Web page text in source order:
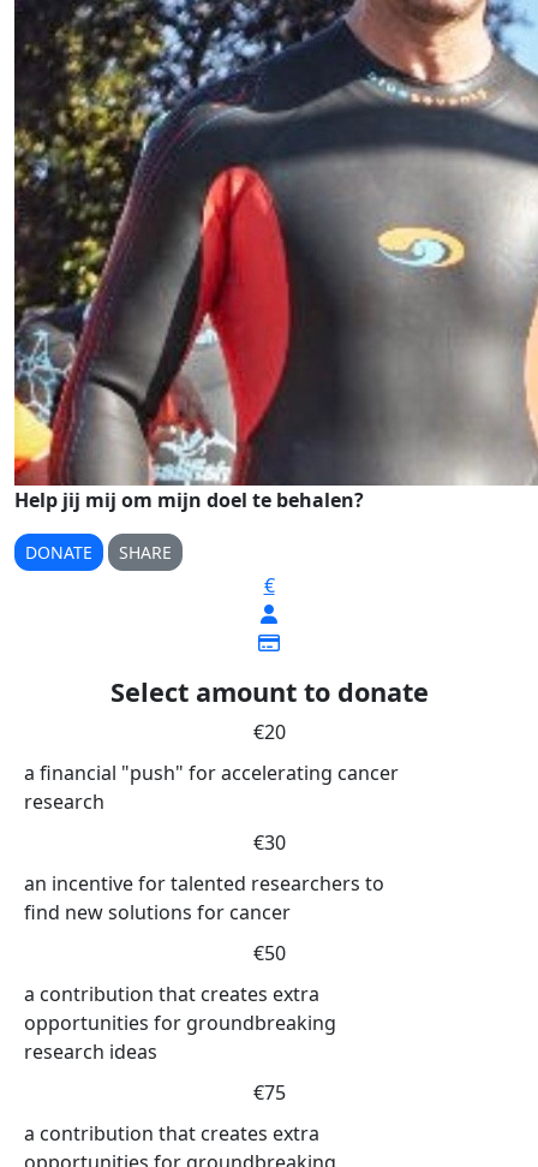
Help jij mij om mijn doel te behalen?
DONATE SHARE
€
Select amount to donate
€20
a financial "push" for accelerating cancer
research
€30
an incentive for talented researchers to
find new solutions for cancer
€50
a contribution that creates extra
opportunities for groundbreaking
research ideas
€75
a contribution that creates extra